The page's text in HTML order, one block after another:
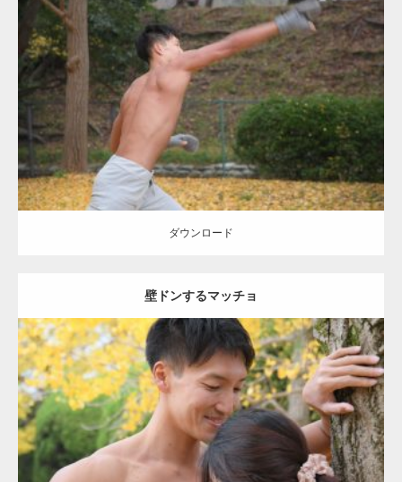
Update:2021.07.8
Category: 公園のマッチョ その他 AKIHITO(細マッチョ) 背中
ダウンロード
ダウンロード
壁ドンするマッチョ
Update: 2021.07.8
Category:公園のマッチョ その他 AKIHITO(細マッチョ) 大胸筋 肩 腹
筋